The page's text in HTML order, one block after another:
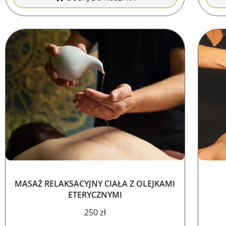
MASAŻ RELAKSACYJNY CIAŁA Z OLEJKAMI
ETERYCZNYMI
250zł